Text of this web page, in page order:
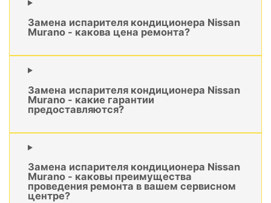
Замена испарителя кондиционера Nissan
Murano - какова цена ремонта?
Замена испарителя кондиционера Nissan
Murano - какие гарантии
предоставляются?
Замена испарителя кондиционера Nissan
Murano - каковы преимущества
проведения ремонта в вашем сервисном
центре?